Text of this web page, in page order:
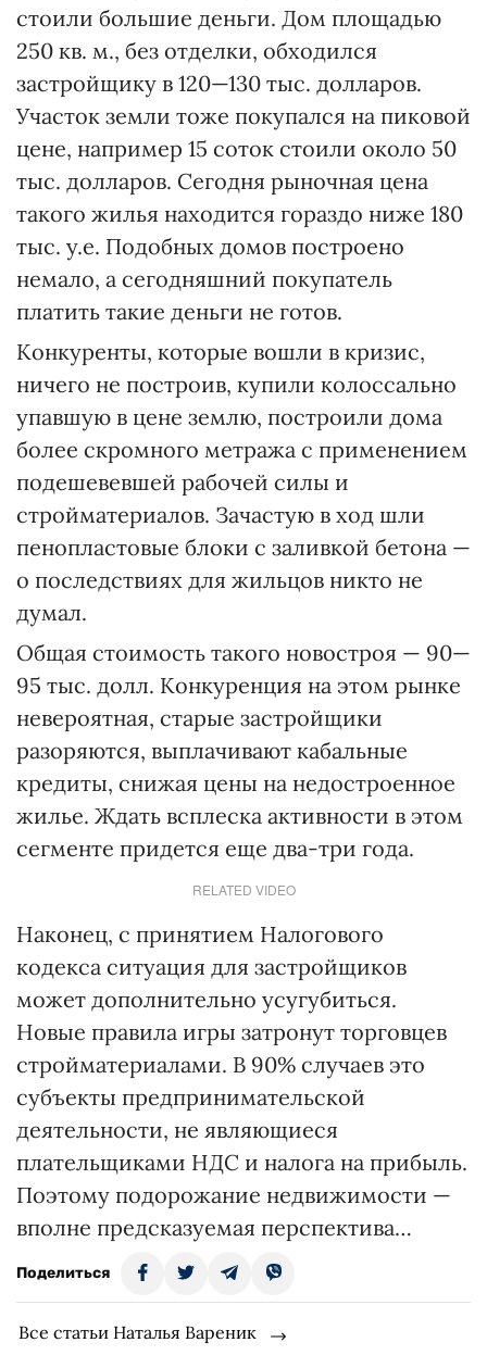
стоили большие деньги. Дом площадью
250 кв. м., без отделки, обходился
застройщику в 120—130 тыс. долларов.
Участок земли тоже покупался на пиковой
цене, например 15 соток стоили около 50
тыс. долларов. Сегодня рыночная цена
такого жилья находится гораздо ниже 180
тыс. у.е. Подобных домов построено
немало, а сегодняшний покупатель
платить такие деньги не готов.
Конкуренты, которые вошли в кризис,
ничего не построив, купили колоссально
упавшую в цене землю, построили дома
более скромного метража с применением
подешевевшей рабочей силы и
стройматериалов. Зачастую в ход шли
пенопластовые блоки с заливкой бетона —
о последствиях для жильцов никто не
думал.
Общая стоимость такого новостроя — 90—
95 тыс. долл. Конкуренция на этом рынке
невероятная, старые застройщики
разоряются, выплачивают кабальные
кредиты, снижая цены на недостроенное
жилье. Ждать всплеска активности в этом
сегменте придется еще два-три года.
RELATED VIDEO
Наконец, с принятием Налогового
кодекса ситуация для застройщиков
может дополнительно усугубиться.
Новые правила игры затронут торговцев
стройматериалами. В 90% случаев это
субъекты предпринимательской
деятельности, не являющиеся
плательщиками НДС и налога на прибыль.
Поэтому подорожание недвижимости —
вполне предсказуемая перспектива…
Поделиться
Все статьи Наталья Вареник